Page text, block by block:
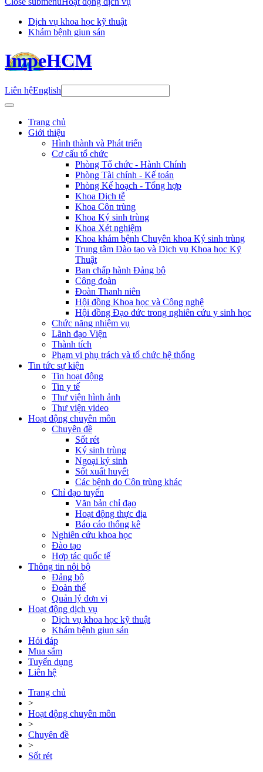
Dịch vụ khoa học kỹ thuật
Khám bệnh giun sán
ImpeHCM
Liên hệEnglish
Trang chủ
Giới thiệu
Hình thành và Phát triển
Cơ cấu tổ chức
Phòng Tổ chức - Hành Chính
Phòng Tài chính - Kế toán
Phòng Kế hoạch - Tổng hợp
Khoa Dịch tễ
Khoa Côn trùng
Khoa Ký sinh trùng
Khoa Xét nghiệm
Khoa khám bệnh Chuyên khoa Ký sinh trùng
Trung tâm Đào tạo và Dịch vụ Khoa học Kỹ
Thuật
Ban chấp hành Đảng bộ
Công đoàn
Đoàn Thanh niên
Hội đồng Khoa học và Công nghệ
Hội đồng Đạo đức trong nghiên cứu y sinh học
Chức năng nhiệm vụ
Lãnh đạo Viện
Thành tích
Phạm vi phụ trách và tổ chức hệ thống
Tin tức sự kiện
Tin hoạt động
Tin y tế
Thư viện hình ảnh
Thư viện video
Hoạt động chuyên môn
Chuyên đề
Sốt rét
Ký sinh trùng
Ngoại ký sinh
Sốt xuất huyết
Các bệnh do Côn trùng khác
Chỉ đạo tuyến
Văn bản chỉ đạo
Hoạt động thực địa
Báo cáo thống kê
Nghiên cứu khoa học
Đào tạo
Hợp tác quốc tế
Thông tin nội bộ
Đảng bộ
Đoàn thể
Quản lý đơn vị
Hoạt động dịch vụ
Dịch vụ khoa học kỹ thuật
Khám bệnh giun sán
Hỏi đáp
Mua sắm
Tuyển dụng
Liên hệ
Trang chủ
>
Hoạt động chuyên môn
>
Chuyên đề
>
Sốt rét